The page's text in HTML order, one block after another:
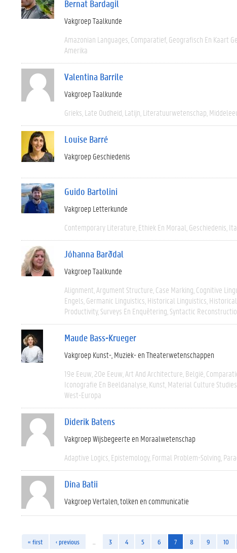
Bernat Bardagil
Vakgroep Taalkunde
Amazonian Languages Comparatief Geografisch En Kaart
Amerika
Valentina Barrile
Vakgroep Taalkunde
Grieks Late Oudheid Latijn Literatuurwetenschap
Louise Barré
Vakgroep Geschiedenis
Guido Bartolini
Vakgroep Letterkunde
Contemporary Literature Ethiek En Moraal Geschiedenis
Jóhanna Barðdal
Vakgroep Taalkunde
Alignment Argument Structure Case Marking Cognitive
Engels Germanic Linguistics Historical Linguistics
Productivity Surveys En Enquêtering Syntactic
Maude Bass-Krueger
Vakgroep Kunst-, Muziek- en Theaterwetenschappen
19e Eeuw 20e Eeuw Art And Architecture België
Iconografie En Beeldanalyse Kunst Material Culture Studies
West-Europa
Diderik Batens
Vakgroep Wijsbegeerte en Moraalwetenschap
Adaptive Logics Epistemology Formal Problem-Solving
Dina Batii
Vakgroep Vertalen, tolken en communicatie
« first ‹ previous 3 4 5 6 7 8 9 10